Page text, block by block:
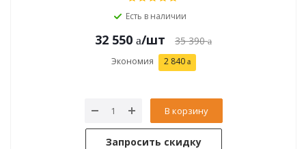
Есть в наличии
32 550 /шт 35 390
Экономия 2 840
В корзину
Запросить скидку